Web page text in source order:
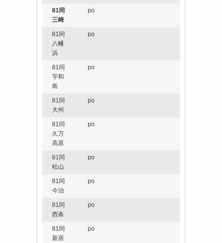
81同
三崎
po
81同
八幡
浜
po
81同
宇和
島
po
81同
大州
po
81同
久万
高原
po
81同
松山
po
81同
今治
po
81同
西条
po
81同
新居
po